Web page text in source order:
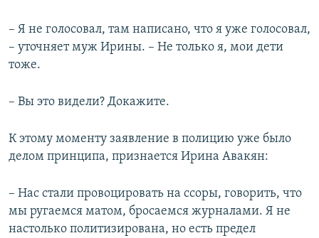
– Я не голосовал, там написано, что я уже голосовал,
– уточняет муж Ирины. – Не только я, мои дети
тоже.
– Вы это видели? Докажите.
К этому моменту заявление в полицию уже было
делом принципа, признается Ирина Авакян:
– Нас стали провоцировать на ссоры, говорить, что
мы ругаемся матом, бросаемся журналами. Я не
настолько политизирована, но есть предел